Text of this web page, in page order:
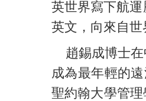
英世界寫下航
英文，向來自
趙錫成博士在
成為最年輕的
聖約翰大學管